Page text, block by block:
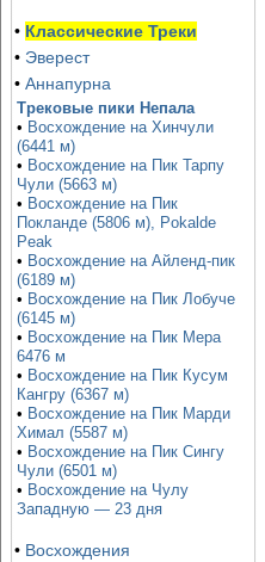
• Классические Треки
• Эверест
• Аннапурна
Трековые пики Непала
• Восхождение на Хинчули
(6441 м)
• Восхождение на Пик Тарпу
Чули (5663 м)
• Восхождение на Пик
Покланде (5806 м), Pokalde
Peak
• Восхождение на Айленд-пик
(6189 м)
• Восхождение на Пик Лобуче
(6145 м)
• Восхождение на Пик Мера
6476 м
• Восхождение на Пик Кусум
Кангру (6367 м)
• Восхождение на Пик Марди
Химал (5587 м)
• Восхождение на Пик Сингу
Чули (6501 м)
• Восхождение на Чулу
Западную — 23 дня
• Восхождения